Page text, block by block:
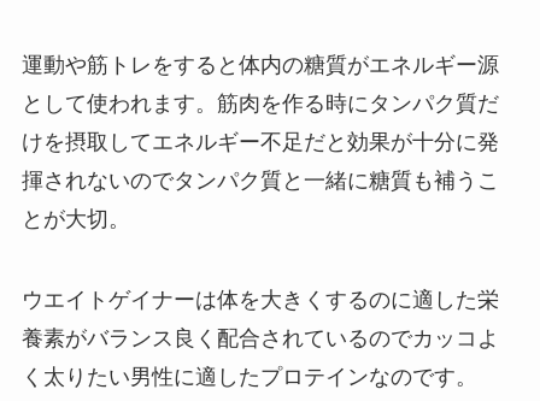
運動や筋トレをすると体内の糖質がエネルギー源
として使われます。筋肉を作る時にタンパク質だ
けを摂取してエネルギー不足だと効果が十分に発
揮されないのでタンパク質と一緒に糖質も補うこ
とが大切。
ウエイトゲイナーは体を大きくするのに適した栄
養素がバランス良く配合されているのでカッコよ
く太りたい男性に適したプロテインなのです。